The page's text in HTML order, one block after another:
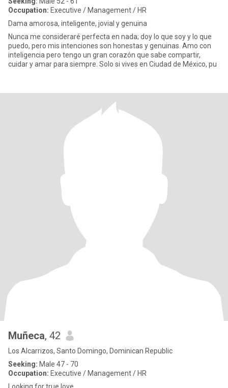
Occupation: Executive / Management / HR
Dama amorosa, inteligente, jovial y genuina
Nunca me consideraré perfecta en nada; doy lo que soy y lo que
puedo, pero mis intenciones son honestas y genuinas. Amo con
inteligencia pero tengo un gran corazón que sabe compartir,
cuidar y amar para siempre. Solo si vives en Ciudad de México, pu
Muñeca, 42
Los Alcarrizos, Santo Domingo, Dominican Republic
Seeking: Male 47 - 70
Occupation: Executive / Management / HR